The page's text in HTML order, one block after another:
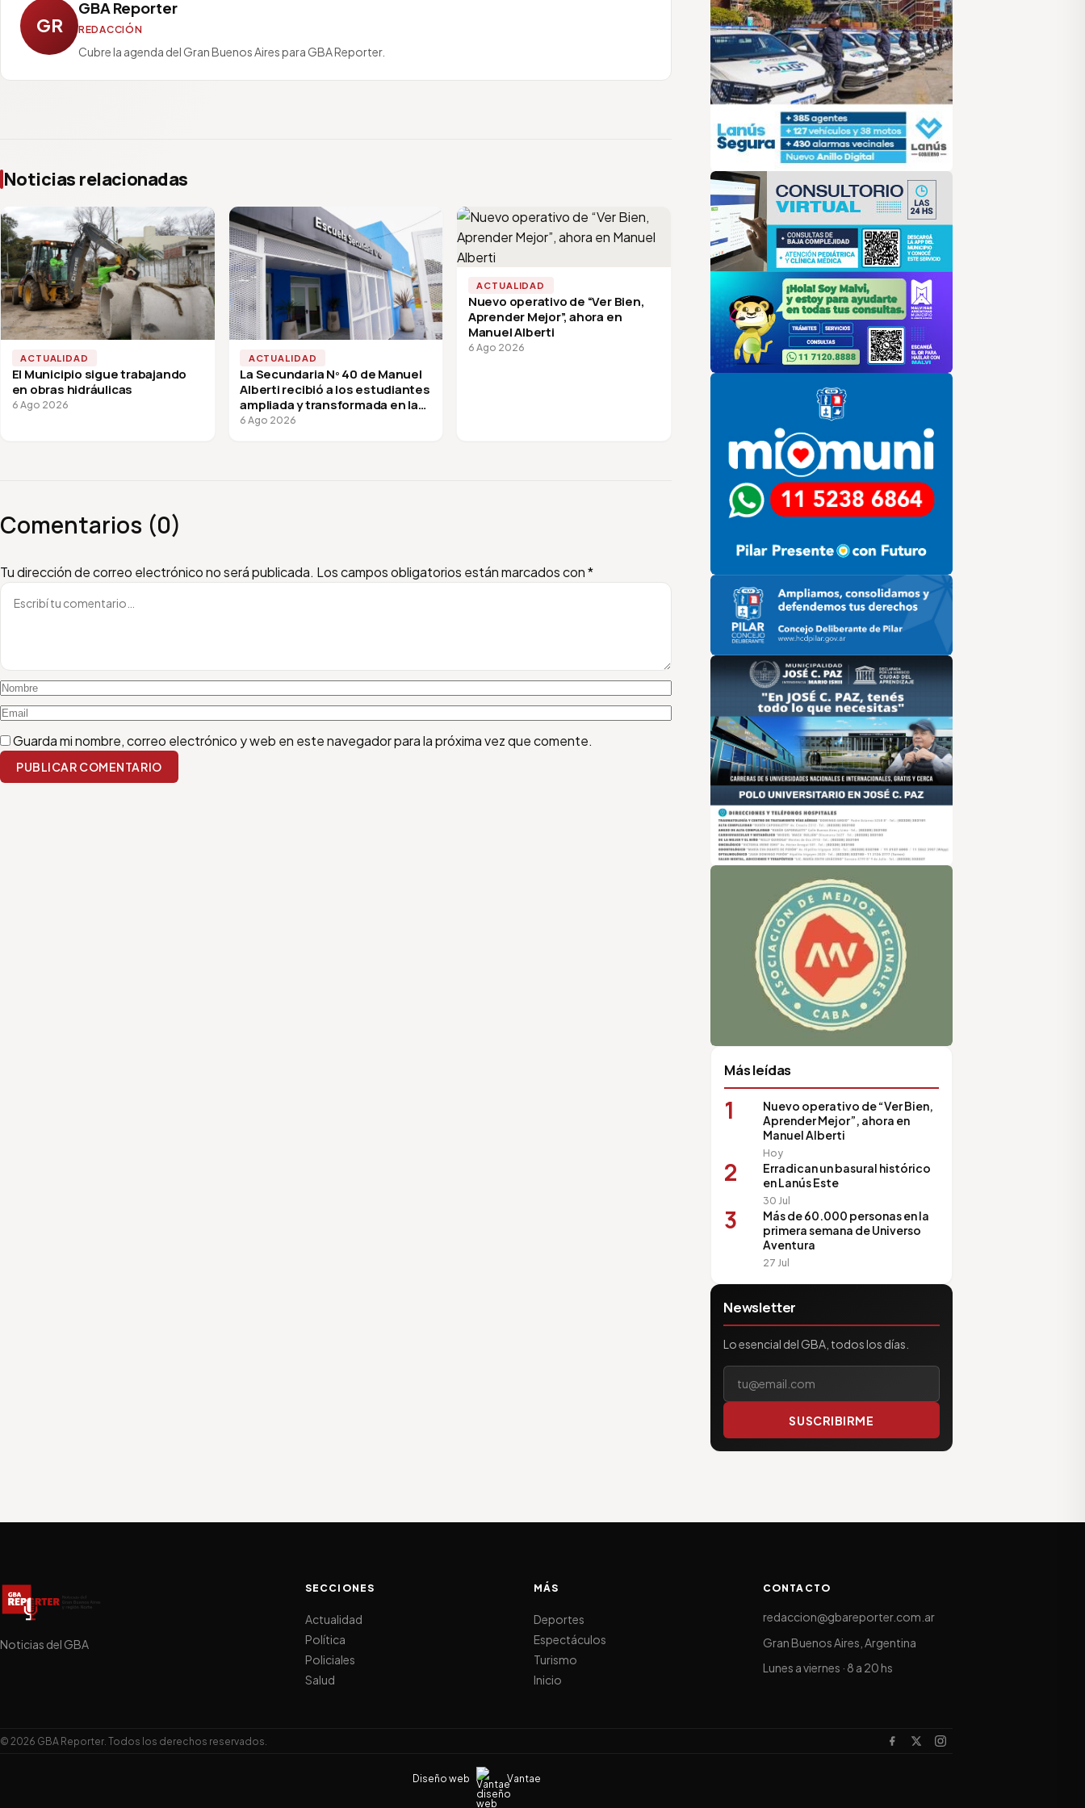
GR
GBA Reporter
REDACCIÓN
Cubre la agenda del Gran Buenos Aires para GBA Reporter.
Noticias relacionadas
ACTUALIDAD
El Municipio sigue trabajando
en obras hidráulicas
6 Ago 2026
ACTUALIDAD
La Secundaria Nº 40 de Manuel
Alberti recibió a los estudiantes
ampliada y transformada en la
vuelta a clases
6 Ago 2026
ACTUALIDAD
Nuevo operativo de “Ver Bien,
Aprender Mejor”, ahora en
Manuel Alberti
6 Ago 2026
Comentarios (0)
Tu dirección de correo electrónico no será publicada. Los campos obligatorios están marcados con*
Escribí tu comentario
Nombre
Email
Guarda mi nombre, correo electrónico y web en este navegador para la próxima vez que comente.
PUBLICAR COMENTARIO
malvinas
Pilar
Pilar HCD
Asociación de Medios Vecinales
Más leídas
1
Nuevo operativo de “Ver Bien,
Aprender Mejor”, ahora en
Manuel Alberti
Hoy
2
Erradican un basural histórico
en Lanús Este
30 Jul
3
Más de 60.000 personas en la
primera semana de Universo
Aventura
27 Jul
Newsletter
Lo esencial del GBA, todos los días.
Tu correo electrónico
SUSCRIBIRME
Noticias del GBA
SECCIONES
Actualidad
Política
Policiales
Salud
MÁS
Deportes
Espectáculos
Turismo
Inicio
CONTACTO
redaccion@gbareporter.com.ar
Gran Buenos Aires, Argentina
Lunes a viernes · 8 a 20 hs
© 2026 GBA Reporter. Todos los derechos reservados.
Diseño web Vantae